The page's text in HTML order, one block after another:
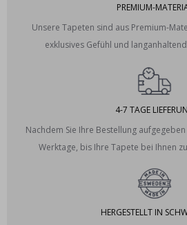
PREMIUM-
Unsere Tapeten sind aus Premium-
exklusives Gefühl und
4-7 TAGE
Nachdem Sie Ihre Bestellung
Werktage, bis Ihre Tapete bei Ihnen
HERGESTELLT IN